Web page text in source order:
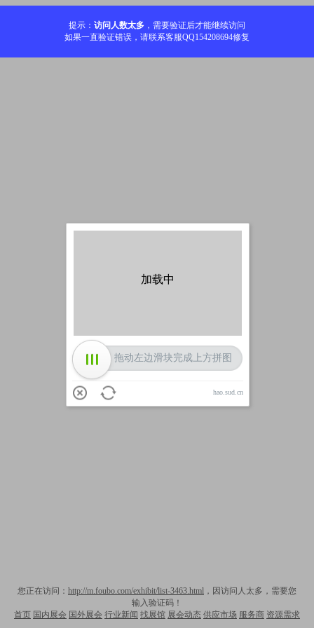
提示： 访问人数太多 ，需要验证后才能继续访问
如果一直验证错误，请联系客服QQ154208694修复
您正在访问： http://m.foubo.com/exhibit/list-3463.html ，因访问人太多，需要您
输入验证码！
首页 国内展会 国外展会 行业新闻 找展馆 展会动态 供应市场 服务商 资源需求
加载中
拖动左边滑块完成上方拼图
hao.sud.cn